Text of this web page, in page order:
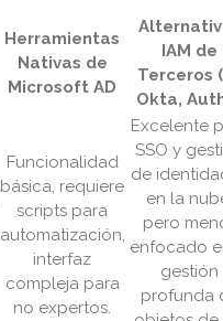
Herramientas
Nativas de
Microsoft AD
IAM de
Terceros
Okta,
Funcionalidad
básica, requiere
scripts para
automatización,
interfaz
compleja para
no expertos.
Excelente
SSO y
de
en la
pero
enfocado
gestión
profunda